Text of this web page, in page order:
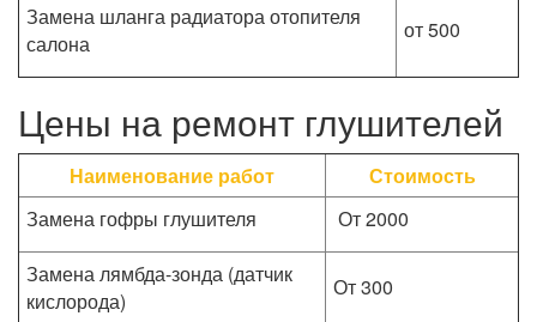
Замена шланга радиатора отопителя
салона
от 500
Цены на ремонт глушителей
Наименование работ
Стоимость
Замена гофры глушителя
От 2000
Замена лямбда-зонда (датчик
кислорода)
От 300